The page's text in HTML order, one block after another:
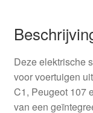
Deze elektrische
voor voertuigen
C1, Peugeot 107
van een